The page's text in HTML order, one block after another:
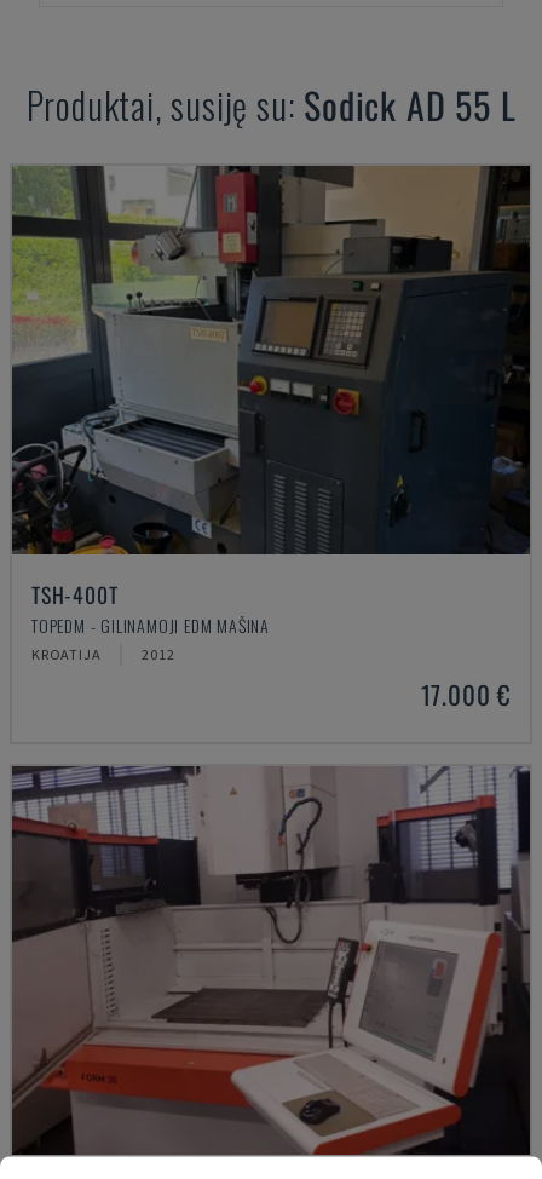
Produktai, susiję su: Sodick AD 55 L
TSH-400T
TOPEDM - GILINAMOJI EDM MAŠINA
KROATIJA 2012
17.000 €